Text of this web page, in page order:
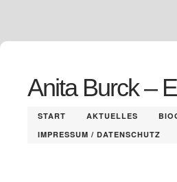
Anita Burck –
START AKTUELLES
IMPRESSUM / DATENSCHUTZ